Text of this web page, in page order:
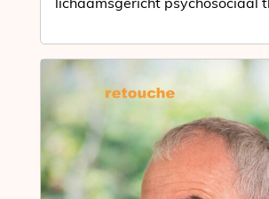
lichaamsgericht psychosociaal
met een integrale, holistische
Dat…